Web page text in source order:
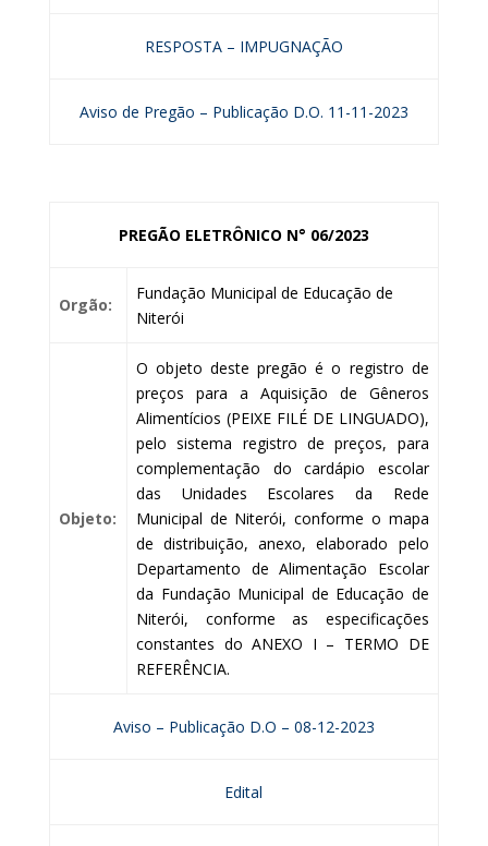
RESPOSTA – IMPUGNAÇÃO
Aviso de Pregão – Publicação D.O. 11-11-2023
PREGÃO ELETRÔNICO N° 06/2023
Orgão:
Fundação Municipal de Educação de
Niterói
Objeto:
O objeto deste pregão é o registro de
preços para a Aquisição de Gêneros
Alimentícios (PEIXE FILÉ DE LINGUADO),
pelo sistema registro de preços, para
complementação do cardápio escolar
das Unidades Escolares da Rede
Municipal de Niterói, conforme o mapa
de distribuição, anexo, elaborado pelo
Departamento de Alimentação Escolar
da Fundação Municipal de Educação de
Niterói, conforme as especificações
constantes do ANEXO I – TERMO DE
REFERÊNCIA.
Aviso – Publicação D.O – 08-12-2023
Edital